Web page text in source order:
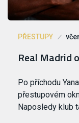
PŘESTUPY
Real Madrid
Po příchodu
přestupovém
Naposledy klub